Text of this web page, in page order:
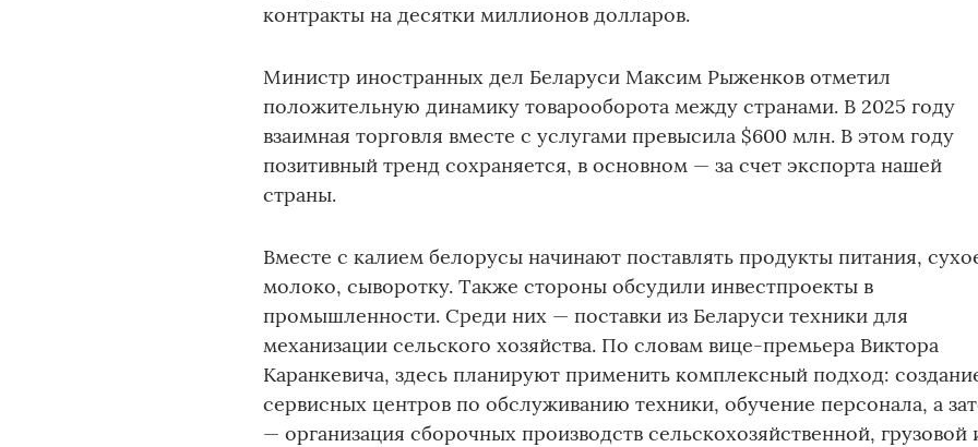
контракты на десятки миллионов долларов.
Министр иностранных дел Беларуси Максим Рыженков отметил
положительную динамику товарооборота между странами. В 2025 году
взаимная торговля вместе с услугами превысила $600 млн. В этом году
позитивный тренд сохраняется, в основном — за счет экспорта нашей
страны.
Вместе с калием белорусы начинают поставлять продукты питания,
молоко, сыворотку. Также стороны обсудили инвестпроекты в
промышленности. Среди них — поставки из Беларуси техники для
механизации сельского хозяйства. По словам вице-премьера Виктора
Каранкевича, здесь планируют применить комплексный подход:
сервисных центров по обслуживанию техники, обучение персонала, а
— организация сборочных производств сельскохозяйственной, грузовой